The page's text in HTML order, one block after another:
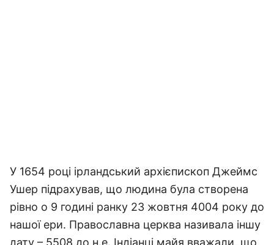
У 1654 році ірландський архієпископ Джеймс
Ушер підрахував, що людина була створена
рівно о 9 годині ранку 23 жовтня 4004 року до
нашої ери. Православна церква називала іншу
дату – 5508 до н.е. Індіанці майя вважали, що